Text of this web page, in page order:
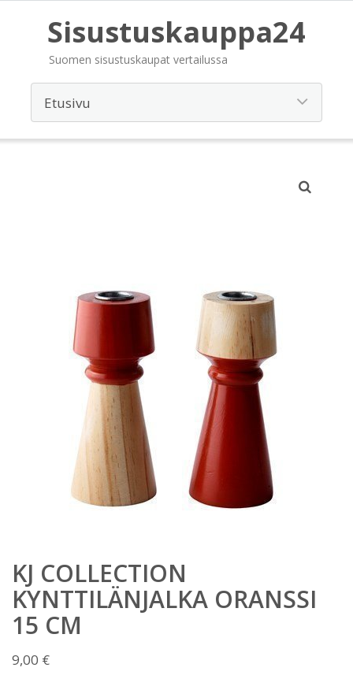
Sisustuskauppa24
Suomen sisustuskaupat vertailussa
KJ COLLECTION
KYNTTILÄNJALKA ORANSSI
15 CM
9,00 €